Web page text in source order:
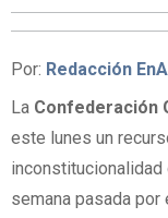
Por: Redacción
La Confederación
este lunes un
inconstitucionalidad
semana pasada por